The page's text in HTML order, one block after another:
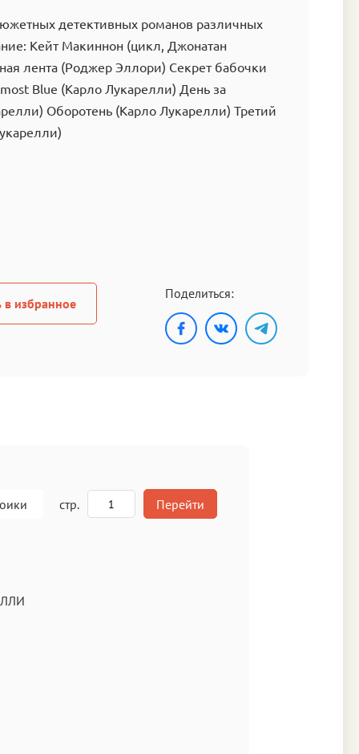
детективных романов различных
Кейт Макиннон (цикл, Джонатан
лента (Роджер Эллори) Секрет бабочки
Blue (Карло Лукарелли) День за
Оборотень (Карло Лукарелли) Третий
в избранное
Поделиться:
стр. Перейти